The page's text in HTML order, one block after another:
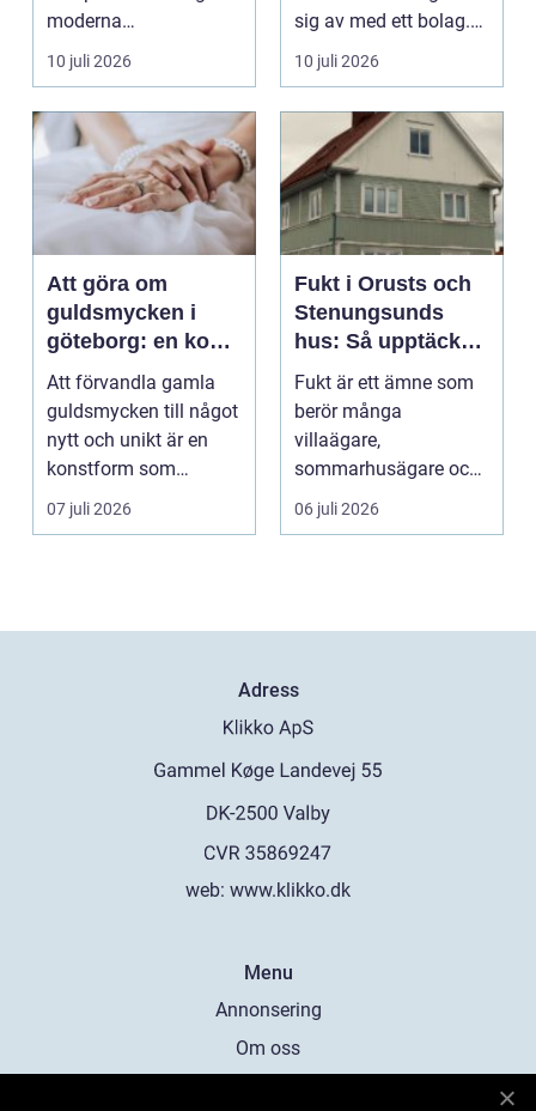
moderna
verksamheter. Den
används för att fl...
10 juli 2026
sig av med ett bolag.
För många ä...
10 juli 2026
Att göra om
guldsmycken i
göteborg: en konst
att förnya det
gamla
Att förvandla gamla
guldsmycken till något
nytt och unikt är en
konstform som
kombinerar
traditionel...
07 juli 2026
Fukt i Orusts och
Stenungsunds
hus: Så upptäcker
och åtgärdar du
problemet
Fukt är ett ämne som
berör många
villaägare,
sommarhusägare och
bosta...
06 juli 2026
Adress
web: www.klikko.dk
Menu
Annonsering
Om oss